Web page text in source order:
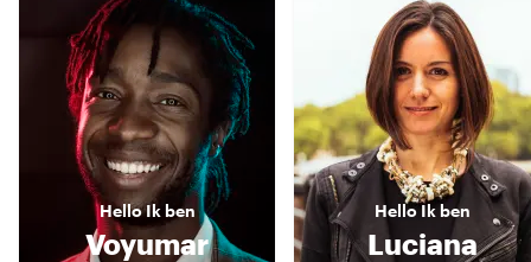
HelloIk ben
Voyumar
Hello Ik ben
Luciana